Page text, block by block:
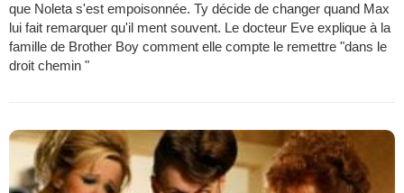
que Noleta s'est empoisonnée. Ty décide de changer quand Max
lui fait remarquer qu'il ment souvent. Le docteur Eve explique à la
famille de Brother Boy comment elle compte le remettre "dans le
droit chemin "